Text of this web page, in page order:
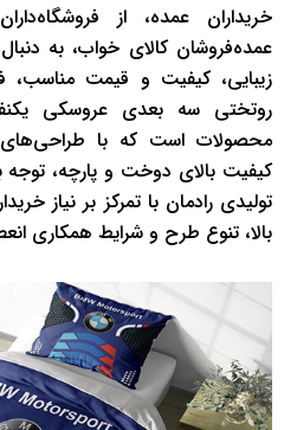
خریداران عمده، از
عمده‌فروشان کالای خواب، به
زیبایی، کیفیت و قیمت مناسب،
روتختی سه بعدی عروسکی
محصولات است که با
کیفیت بالای دوخت و پارچه، توجه
تولیدی رادمان با تمرکز بر نیاز
بالا، تنوع طرح و شرایط همکاری